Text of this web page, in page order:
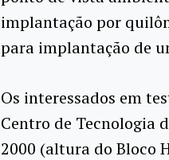
implantação por
para implantação de
Os interessados em
Centro de Tecnologia
2000 (altura do Bloco